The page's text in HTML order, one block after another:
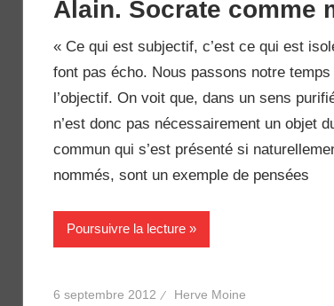
Alain. Socrate comme
« Ce qui est subjectif, c’est ce qui est
font pas écho. Nous passons notre
l’objectif. On voit que, dans un sens
n’est donc pas nécessairement un objet
commun qui s’est présenté si
nommés, sont un exemple de pensées
Poursuivre la lecture
6 septembre 2012 Herve Moine